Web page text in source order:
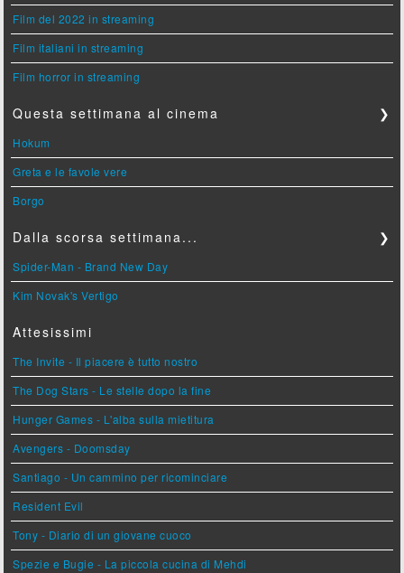
Film del 2022 in streaming
Film italiani in streaming
Film horror in streaming
Questa settimana al cinema ❯
Hokum
Greta e le favole vere
Borgo
Dalla scorsa settimana... ❯
Spider-Man - Brand New Day
Kim Novak's Vertigo
Attesissimi
The Invite - Il piacere è tutto nostro
The Dog Stars - Le stelle dopo la fine
Hunger Games - L'alba sulla mietitura
Avengers - Doomsday
Santiago - Un cammino per ricominciare
Resident Evil
Tony - Diario di un giovane cuoco
Spezie e Bugie - La piccola cucina di Mehdi